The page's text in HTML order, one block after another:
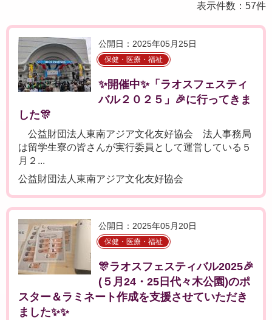
表示件数：57件
公開日：2025年05月25日
保健・医療・福祉
✨開催中✨「ラオスフェスティ
バル２０２５」🎉に行ってきま
した🎊
公益財団法人東南アジア文化友好協会 法人事務局
は留学生寮の皆さんが実行委員として運営している５
月２...
公益財団法人東南アジア文化友好協会
公開日：2025年05月20日
保健・医療・福祉
🎊ラオスフェスティバル2025🎉
(５月24・25日代々木公園)のポ
スター＆ラミネート作成を支援させていただき
ました✨✨